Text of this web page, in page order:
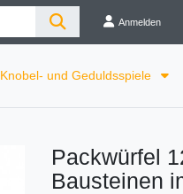
Anmelden
Knobel- und Geduldsspiele
Packwürfel
Bausteinen